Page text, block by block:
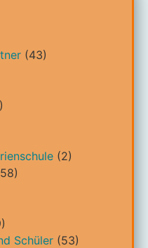
(43)
(2)
Schüler (53)